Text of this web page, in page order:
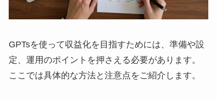
GPTsを使って収益化を目指すためには、準備や設
定、運用のポイントを押さえる必要があります。
ここでは具体的な方法と注意点をご紹介します。